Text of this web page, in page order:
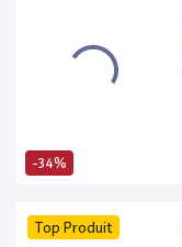
-34%
Top Produit